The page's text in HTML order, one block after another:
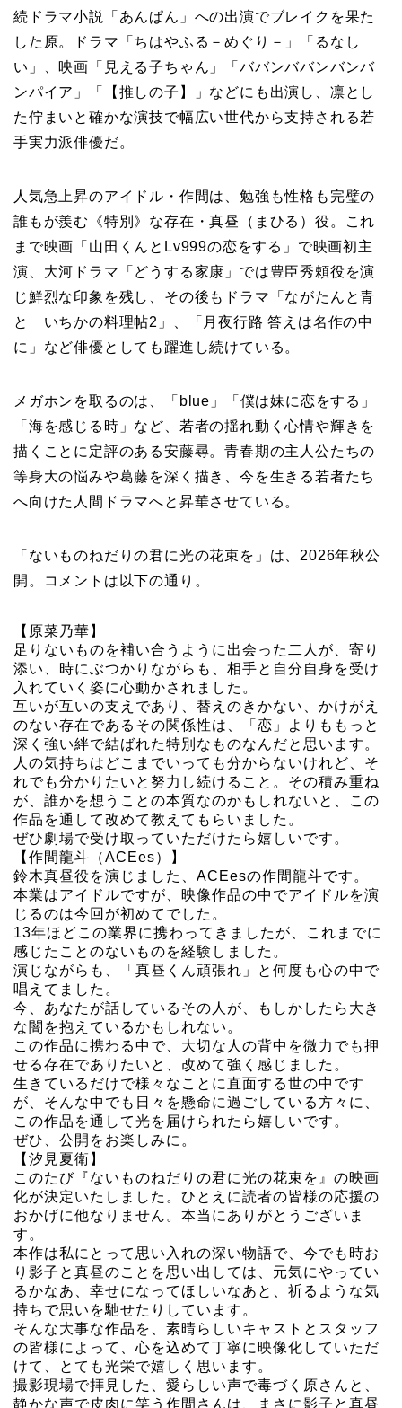
続ドラマ小説「あんぱん」への出演でブレイクを果た
した原。ドラマ「ちはやふる－めぐり－」「るなし
い」、映画「見える子ちゃん」「ババンババンバンバ
ンパイア」「【推しの子】」などにも出演し、凛とし
た佇まいと確かな演技で幅広い世代から支持される若
手実力派俳優だ。
人気急上昇のアイドル・作間は、勉強も性格も完璧の
誰もが羨む《特別》な存在・真昼（まひる）役。これ
まで映画「山田くんとLv999の恋をする」で映画初主
演、大河ドラマ「どうする家康」では豊臣秀頼役を演
じ鮮烈な印象を残し、その後もドラマ「ながたんと青
と いちかの料理帖2」、「月夜行路 答えは名作の中
に」など俳優としても躍進し続けている。
メガホンを取るのは、「blue」「僕は妹に恋をする」
「海を感じる時」など、若者の揺れ動く心情や輝きを
描くことに定評のある安藤尋。青春期の主人公たちの
等身大の悩みや葛藤を深く描き、今を生きる若者たち
へ向けた人間ドラマへと昇華させている。
「ないものねだりの君に光の花束を」は、2026年秋公
開。コメントは以下の通り。
【原菜乃華】
足りないものを補い合うように出会った二人が、寄り
添い、時にぶつかりながらも、相手と自分自身を受け
入れていく姿に心動かされました。
互いが互いの支えであり、替えのきかない、かけがえ
のない存在であるその関係性は、「恋」よりももっと
深く強い絆で結ばれた特別なものなんだと思います。
人の気持ちはどこまでいっても分からないけれど、そ
れでも分かりたいと努力し続けること。その積み重ね
が、誰かを想うことの本質なのかもしれないと、この
作品を通して改めて教えてもらいました。
ぜひ劇場で受け取っていただけたら嬉しいです。
【作間龍斗（ACEes）】
鈴木真昼役を演じました、ACEesの作間龍斗です。
本業はアイドルですが、映像作品の中でアイドルを演
じるのは今回が初めてでした。
13年ほどこの業界に携わってきましたが、これまでに
感じたことのないものを経験しました。
演じながらも、「真昼くん頑張れ」と何度も心の中で
唱えてました。
今、あなたが話しているその人が、もしかしたら大き
な闇を抱えているかもしれない。
この作品に携わる中で、大切な人の背中を微力でも押
せる存在でありたいと、改めて強く感じました。
生きているだけで様々なことに直面する世の中です
が、そんな中でも日々を懸命に過ごしている方々に、
この作品を通して光を届けられたら嬉しいです。
ぜひ、公開をお楽しみに。
【汐見夏衛】
このたび『ないものねだりの君に光の花束を』の映画
化が決定いたしました。ひとえに読者の皆様の応援の
おかげに他なりません。本当にありがとうございま
す。
本作は私にとって思い入れの深い物語で、今でも時お
り影子と真昼のことを思い出しては、元気にやってい
るかなあ、幸せになってほしいなあと、祈るような気
持ちで思いを馳せたりしています。
そんな大事な作品を、素晴らしいキャストとスタッフ
の皆様によって、心を込めて丁寧に映像化していただ
けて、とても光栄で嬉しく思います。
撮影現場で拝見した、愛らしい声で毒づく原さんと、
静かな声で皮肉に笑う作間さんは、まさに影子と真昼